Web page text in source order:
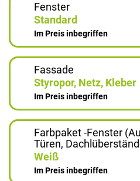
Fenster
Standard
Im Preis inbegriffen
Fassade
Styropor, Netz, Kleber
Im Preis inbegriffen
Farbpaket -Fenster
Türen,
Weiß
Im Preis inbegriffen